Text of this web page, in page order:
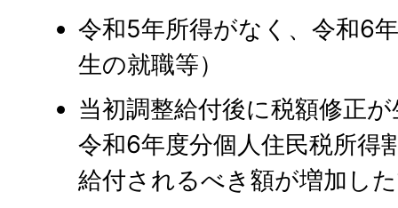
令和5年所得がなく、令和6
生の就職等）
当初調整給付後に税額修正
令和6年度分個人住民税所得
給付されるべき額が増加し